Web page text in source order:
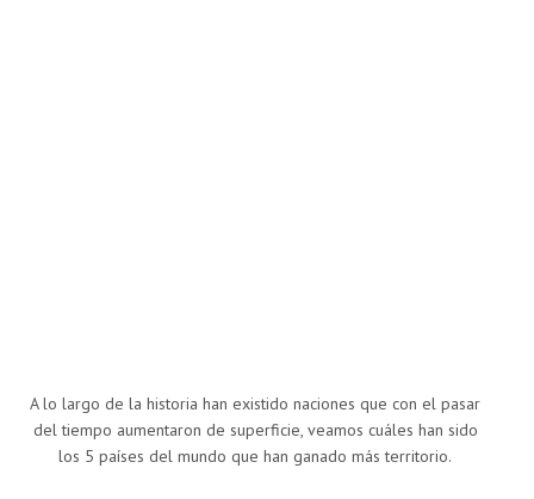
A lo largo de la historia han existido naciones que con el pasar
del tiempo aumentaron de superficie, veamos cuáles han sido
los 5 países del mundo que han ganado más territorio.